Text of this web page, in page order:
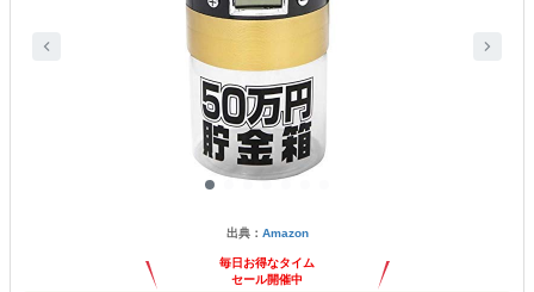
出典： Amazon
毎日お得なタイム
セール開催中